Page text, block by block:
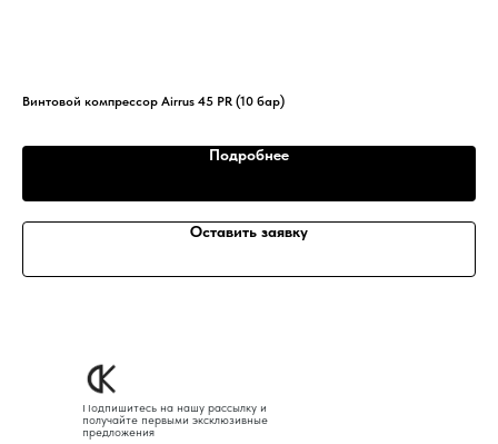
Винтовой компрессор Airrus 45 PR (10 бар)
Подробнее
Оставить заявку
Подпишитесь на нашу рассылку и
получайте первыми эксклюзивные
предложения